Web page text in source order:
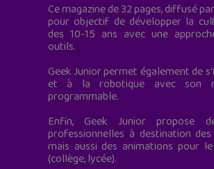
Ce magazine de 32 pages, diffusé
pour objectif de développer la
des 10-15 ans avec une
outils.
Geek Junior permet également de
et à la robotique avec son
programmable.
Enfin, Geek Junior propose
professionnelles à destination
mais aussi des animations pour
(collège, lycée).